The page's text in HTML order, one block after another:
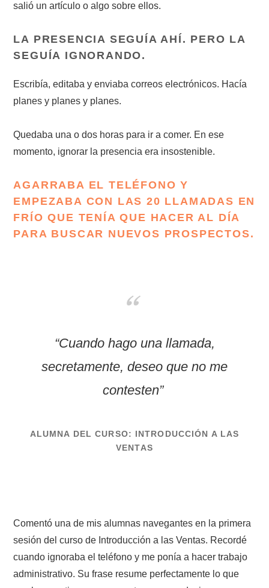
salió un artículo o algo sobre ellos.
LA PRESENCIA SEGUÍA AHÍ. PERO LA
SEGUÍA IGNORANDO.
Escribía, editaba y enviaba correos electrónicos. Hacía
planes y planes y planes.
Quedaba una o dos horas para ir a comer. En ese
momento, ignorar la presencia era insostenible.
AGARRABA EL TELÉFONO Y
EMPEZABA CON LAS 20 LLAMADAS EN
FRÍO QUE TENÍA QUE HACER AL DÍA
PARA BUSCAR NUEVOS PROSPECTOS.
“Cuando hago una llamada,
secretamente, deseo que no me
contesten”
ALUMNA DEL CURSO: INTRODUCCIÓN A LAS
VENTAS
Comentó una de mis alumnas navegantes en la primera
sesión del curso de Introducción a las Ventas. Recordé
cuando ignoraba el teléfono y me ponía a hacer trabajo
administrativo. Su frase resume perfectamente lo que